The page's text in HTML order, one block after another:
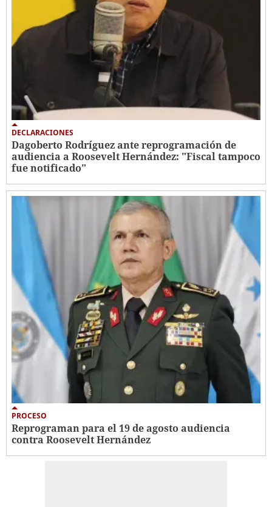
DECLARACIONES
Dagoberto Rodríguez ante reprogramación de
audiencia a Roosevelt Hernández: "Fiscal tampoco
fue notificado"
PROCESO
Reprograman para el 19 de agosto audiencia
contra Roosevelt Hernández